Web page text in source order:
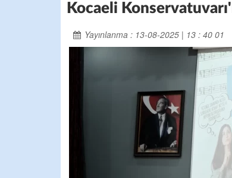
Kocaeli
Yayınlanma : 13-08-2025 | 13 : 40 01